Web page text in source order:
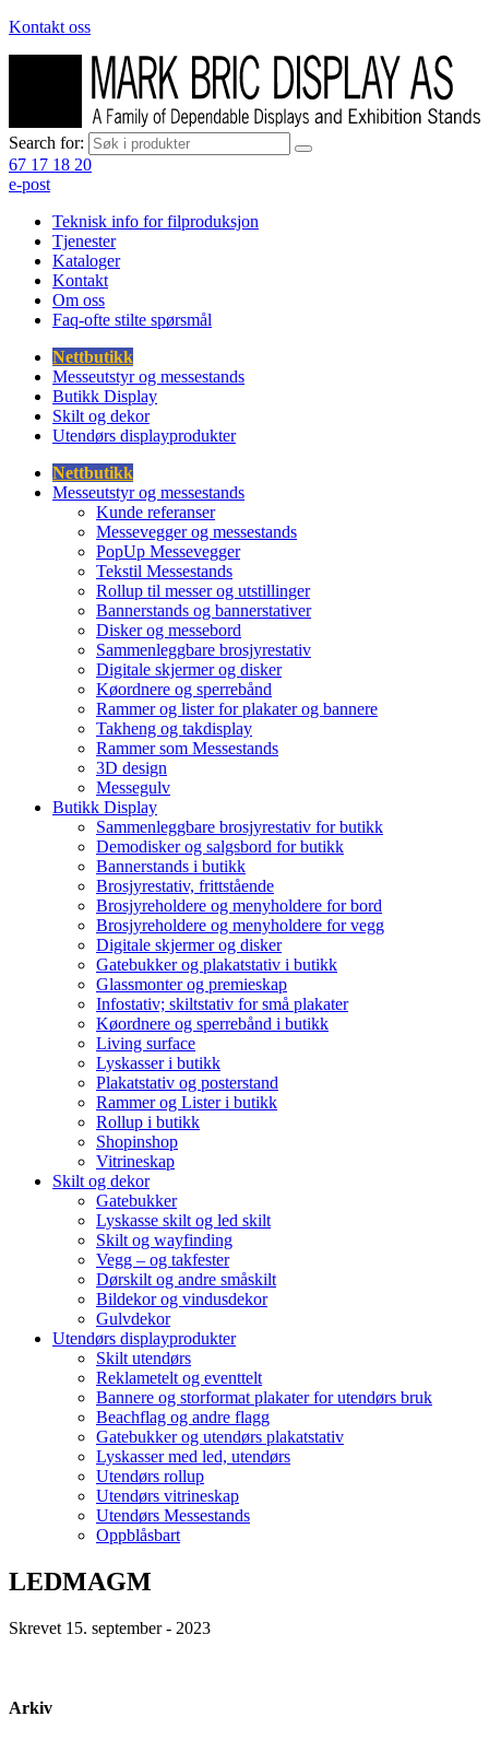
Kontakt oss
Search for:
67 17 18 20
e-post
Teknisk info for filproduksjon
Tjenester
Kataloger
Kontakt
Om oss
Faq-ofte stilte spørsmål
Nettbutikk
Messeutstyr og messestands
Butikk Display
Skilt og dekor
Utendørs displayprodukter
Nettbutikk
Messeutstyr og messestands
Kunde referanser
Messevegger og messestands
PopUp Messevegger
Tekstil Messestands
Rollup til messer og utstillinger
Bannerstands og bannerstativer
Disker og messebord
Sammenleggbare brosjyrestativ
Digitale skjermer og disker
Køordnere og sperrebånd
Rammer og lister for plakater og bannere
Takheng og takdisplay
Rammer som Messestands
3D design
Messegulv
Butikk Display
Sammenleggbare brosjyrestativ for butikk
Demodisker og salgsbord for butikk
Bannerstands i butikk
Brosjyrestativ, frittstående
Brosjyreholdere og menyholdere for bord
Brosjyreholdere og menyholdere for vegg
Digitale skjermer og disker
Gatebukker og plakatstativ i butikk
Glassmonter og premieskap
Infostativ; skiltstativ for små plakater
Køordnere og sperrebånd i butikk
Living surface
Lyskasser i butikk
Plakatstativ og posterstand
Rammer og Lister i butikk
Rollup i butikk
Shopinshop
Vitrineskap
Skilt og dekor
Gatebukker
Lyskasse skilt og led skilt
Skilt og wayfinding
Vegg – og takfester
Dørskilt og andre småskilt
Bildekor og vindusdekor
Gulvdekor
Utendørs displayprodukter
Skilt utendørs
Reklametelt og eventtelt
Bannere og storformat plakater for utendørs bruk
Beachflag og andre flagg
Gatebukker og utendørs plakatstativ
Lyskasser med led, utendørs
Utendørs rollup
Utendørs vitrineskap
Utendørs Messestands
Oppblåsbart
LEDMAGM
Skrevet 15. september - 2023
Arkiv